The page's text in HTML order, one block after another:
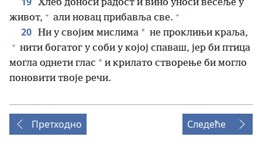
Хлеб доноси радост и вино уноси весеље у
живот, + али новац прибавља све. +
20 Ни у својим мислима * не проклињи краља,
+ нити богатог у соби у којој спаваш, јер би птица
могла однети глас * и крилато створење би могло
поновити твоје речи.
Претходно Следеће